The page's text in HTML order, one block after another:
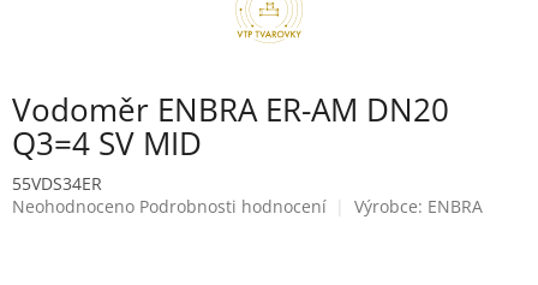
Vodoměr ENBRA ER-AM DN20
Q3=4 SV MID
55VDS34ER
Průměrné
Neohodnoceno Podrobnosti hodnocení Výrobce: ENBRA